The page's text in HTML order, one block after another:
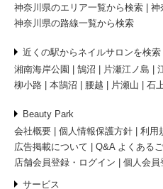
神奈川県のエリア一覧から検索
神
神奈川県の路線一覧から検索
近くの駅からネイルサロンを検索
湘南海岸公園
鵠沼 片瀬江ノ島
柳小路
本鵠沼 腰越 片瀬山 石
Beauty Park
会社概要
個人情報保護方針 利用
広告掲載について
Q&A よくある
店舗会員登録・ログイン
個人会員
サービス